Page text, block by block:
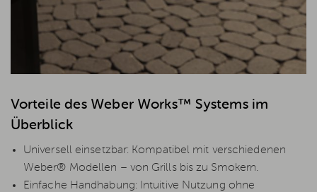
Vorteile des Weber Works™ Systems im
Überblick
Universell einsetzbar: Kompatibel mit verschiedenen
Weber® Modellen – von Grills bis zu Smokern.
Einfache Handhabung: Intuitive Nutzung ohne